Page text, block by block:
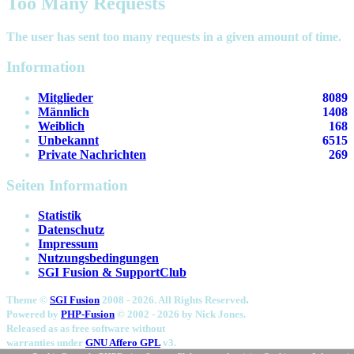
The user has sent too many requests in a given amount of time.
Information
Mitglieder
8089
Männlich
1408
Weiblich
168
Unbekannt
6515
Private Nachrichten
269
Seiten Information
Statistik
Datenschutz
Impressum
Nutzungsbedingungen
SGI Fusion & SupportClub
Theme © SGI Fusion 2008 - 2026. All Rights Reserved.
Powered by PHP-Fusion © 2002 - 2026 by Nick Jones.
Released as as free software without
warranties under GNU Affero GPL v3.